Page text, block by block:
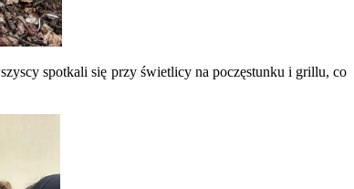
spotkali się przy świetlicy na poczęstunku i grillu, co